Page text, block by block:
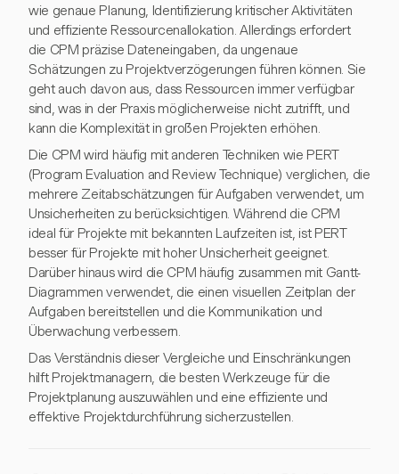
wie genaue Planung, Identifizierung kritischer Aktivitäten
und effiziente Ressourcenallokation. Allerdings erfordert
die CPM präzise Dateneingaben, da ungenaue
Schätzungen zu Projektverzögerungen führen können. Sie
geht auch davon aus, dass Ressourcen immer verfügbar
sind, was in der Praxis möglicherweise nicht zutrifft, und
kann die Komplexität in großen Projekten erhöhen.
Die CPM wird häufig mit anderen Techniken wie PERT
(Program Evaluation and Review Technique) verglichen, die
mehrere Zeitabschätzungen für Aufgaben verwendet, um
Unsicherheiten zu berücksichtigen. Während die CPM
ideal für Projekte mit bekannten Laufzeiten ist, ist PERT
besser für Projekte mit hoher Unsicherheit geeignet.
Darüber hinaus wird die CPM häufig zusammen mit Gantt-
Diagrammen verwendet, die einen visuellen Zeitplan der
Aufgaben bereitstellen und die Kommunikation und
Überwachung verbessern.
Das Verständnis dieser Vergleiche und Einschränkungen
hilft Projektmanagern, die besten Werkzeuge für die
Projektplanung auszuwählen und eine effiziente und
effektive Projektdurchführung sicherzustellen.